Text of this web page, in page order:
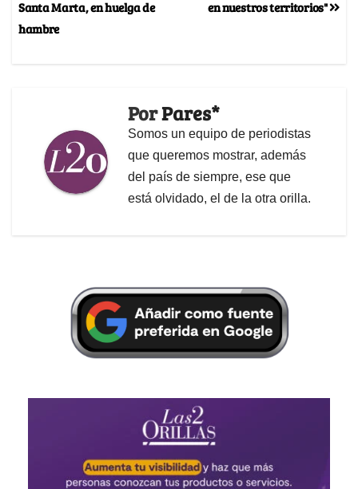
en nuestros territorios"
Santa Marta, en huelga de
hambre
PorPares*
Somos un equipo de periodistas
que queremos mostrar, además
del país de siempre, ese que
está olvidado, el de la otra orilla.